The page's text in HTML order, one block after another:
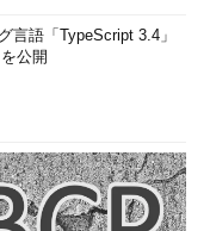
言語「TypeScript 3.4」
公開